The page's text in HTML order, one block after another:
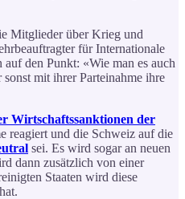
Mitglieder über Krieg und
für Internationale
auf den Punkt: «Wie man es auch
mit ihrer Parteinahme ihre
Wirtschaftssanktionen der
reagiert und die Schweiz auf die
sei. Es wird sogar an neuen
dann zusätzlich von einer
Staaten wird diese